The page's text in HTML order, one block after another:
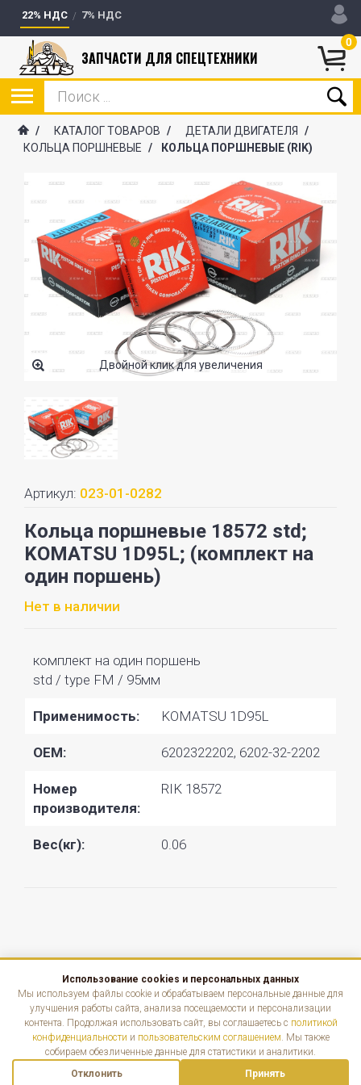
22% НДС 7% НДС
0
ЗАПЧАСТИ ДЛЯ СПЕЦТЕХНИКИ
/ КАТАЛОГ ТОВАРОВ / ДЕТАЛИ ДВИГАТЕЛЯ
/
КОЛЬЦА ПОРШНЕВЫЕ / КОЛЬЦА ПОРШНЕВЫЕ (RIK)
Двойной клик для увеличения
Артикул: 023-01-0282
Кольца поршневые 18572 std;
KOMATSU 1D95L; (комплект на
один поршень)
Нет в наличии
комплект на один поршень
std / type FM / 95мм
Применимость: KOMATSU 1D95L
OEM: 6202322202, 6202-32-2202
Номер
производителя:
RIK 18572
Вес(кг): 0.06
КАТАЛОГ
ИНФОРМАЦИЯ
КОНТАКТЫ
Использование cookies и персональных данных
Мы используем файлы cookie и обрабатываем персональные данные для
улучшения работы сайта, анализа посещаемости и персонализации
контента. Продолжая использовать сайт, вы соглашаетесь с политикой
конфиденциальности и пользовательским соглашением. Мы также
собираем обезличенные данные для статистики и аналитики.
Отклонить
Принять